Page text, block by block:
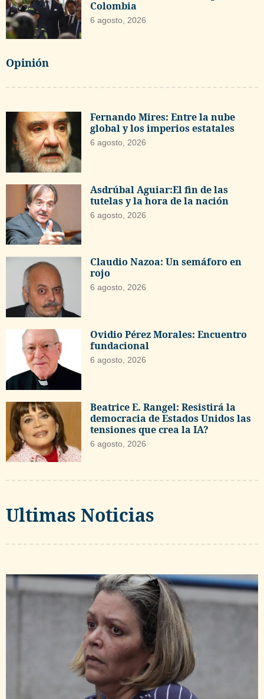
Colombia
6 agosto, 2026
Opinión
Fernando Mires: Entre la nube
global y los imperios estatales
6 agosto, 2026
Asdrúbal Aguiar:El fin de las
tutelas y la hora de la nación
6 agosto, 2026
Claudio Nazoa: Un semáforo en
rojo
6 agosto, 2026
Ovidio Pérez Morales: Encuentro
fundacional
6 agosto, 2026
Beatrice E. Rangel: Resistirá la
democracia de Estados Unidos las
tensiones que crea la IA?
6 agosto, 2026
Ultimas Noticias